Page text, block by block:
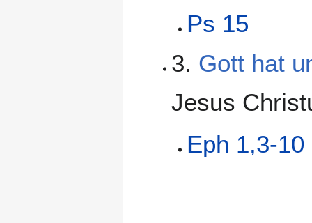
Ps 15
3. Gott hat
Jesus
Eph 1,3-10